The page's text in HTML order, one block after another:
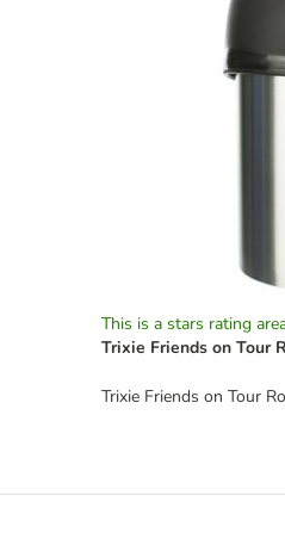
This is a stars rating
Trixie Friends on Tour
Trixie Friends on Tour